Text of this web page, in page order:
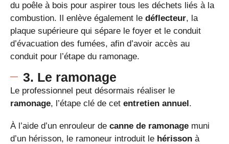
du poêle à bois pour aspirer tous les déchets liés à la
combustion. Il enlève également le déflecteur, la
plaque supérieure qui sépare le foyer et le conduit
d’évacuation des fumées, afin d’avoir accès au
conduit pour l’étape du ramonage.
3. Le ramonage
Le professionnel peut désormais réaliser le
ramonage, l’étape clé de cet entretien annuel .
À l’aide d’un enrouleur de canne de ramonage muni
d’un hérisson, le ramoneur introduit le hérisson à